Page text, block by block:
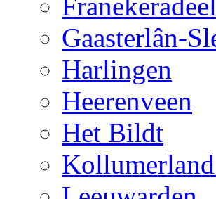
Gaasterlân-
Harlingen
Heerenveen
Het Bildt